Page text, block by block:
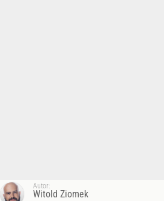
Autor:
Witold Ziomek